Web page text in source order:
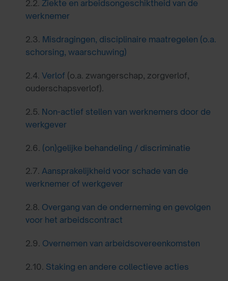
2.2. Ziekte en arbeidsongeschiktheid van de
werknemer
2.3. Misdragingen, disciplinaire maatregelen (o.a.
schorsing, waarschuwing)
2.4. Verlof (o.a. zwangerschap, zorgverlof,
ouderschapsverlof).
2.5. Non-actief stellen van werknemers door de
werkgever
2.6. (on)gelijke behandeling / discriminatie
2.7. Aansprakelijkheid voor schade van de
werknemer of werkgever
2.8. Overgang van de onderneming en gevolgen
voor het arbeidscontract
2.9. Overnemen van arbeidsovereenkomsten
2.10. Staking en andere collectieve acties